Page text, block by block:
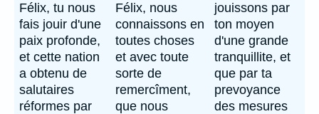
Félix, tu nous
fais jouir d'une
paix profonde,
et cette nation
a obtenu de
salutaires
réformes par
Félix, nous
connaissons en
toutes choses
et avec toute
sorte de
remercîment,
que nous
jouissons par
ton moyen
d'une grande
tranquillite, et
que par ta
prevoyance
des mesures